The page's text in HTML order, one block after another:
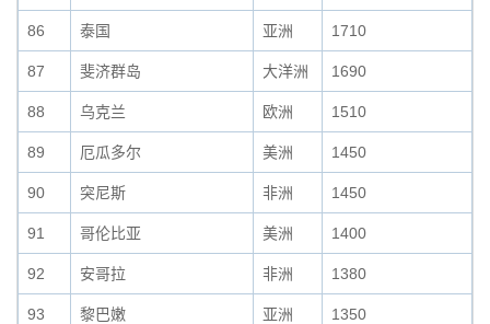
86 泰国 亚洲 1710
87 斐济群岛 大洋洲 1690
88 乌克兰 欧洲 1510
89 厄瓜多尔 美洲 1450
90 突尼斯 非洲 1450
91 哥伦比亚 美洲 1400
92 安哥拉 非洲 1380
93 黎巴嫩 亚洲 1350